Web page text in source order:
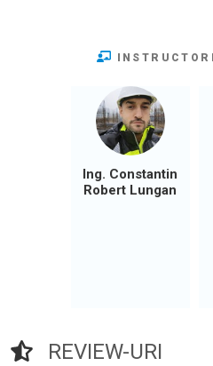
Ing. Constantin
Robert Lungan
REVIEW-URI